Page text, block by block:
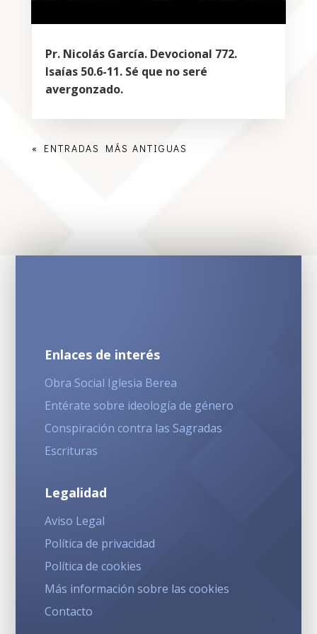
Pr. Nicolás García. Devocional 772.
Isaías 50.6-11. Sé que no seré
avergonzado.
« ENTRADAS MÁS ANTIGUAS
Enlaces de interés
Obra Social Iglesia Berea
Entérate sobre ideología de género
Conspiración contra las Sagradas
Escrituras
Legalidad
Aviso Legal
Política de privacidad
Política de cookies
Más información sobre las cookies
Contacto